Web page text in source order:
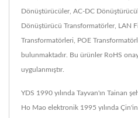
Dönüştürücüler, AC-DC
Dönüştürücü Transformatörler, LAN
Transformatörleri, POE
bulunmaktadır. Bu ürünler RoHS
uygulanmıştır.
YDS 1990 yılında Tayvan'ın Tainan
Ho Mao elektronik 1995 yılında